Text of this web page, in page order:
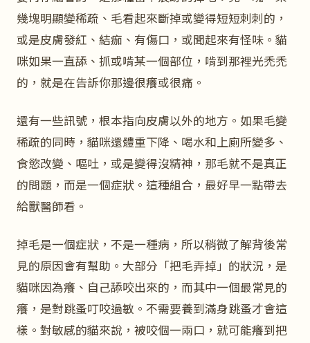
幾塊明顯變稀疏、毛看起來斷掉或變得短短刺刺的，
或是皮膚發紅、結痂、有傷口，或聞起來有怪味。貓
咪如果一直舔、抓或啃某一個部位，啃到那裡光禿禿
的，就是在告訴你那邊很癢或很痛。
還有一些訊號，根本指向皮膚以外的地方。如果毛變
稀疏的同時，貓咪還體重下降、喝水和上廁所變多、
食慾改變、嘔吐，或是變得沒精神，那毛就不是真正
的問題，而是一個症狀。這種組合，最好早一點帶去
給獸醫師看。
掉毛是一個症狀，不是一種病，所以稍微了解背後常
見的原因會有幫助。大部分「把毛弄掉」的狀況，是
貓咪因為癢、自己舔咬出來的，而其中一個最常見的
癢，是對跳蚤叮咬過敏。不需要養到滿身跳蚤才會這
樣。對敏感的貓來說，被咬個一兩口，就可能癢到把